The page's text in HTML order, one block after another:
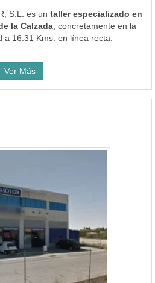
S.L. es un taller especializado en
la Calzada, concretamente en la
a 16.31 Kms. en línea recta.
Ver Más